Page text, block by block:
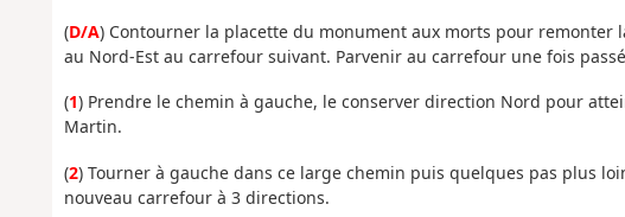
(D/A) Contourner la placette du monument aux morts pour remonter
au Nord-Est au carrefour suivant. Parvenir au carrefour une fois
(1) Prendre le chemin à gauche, le conserver direction Nord pour
Martin.
(2) Tourner à gauche dans ce large chemin puis quelques pas plus
nouveau carrefour à 3 directions.